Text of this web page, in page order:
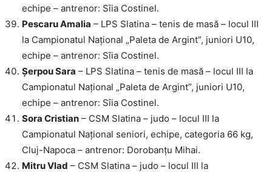
echipe – antrenor: Sîia Costinel.
Pescaru Amalia – LPS Slatina – tenis de masă – locul III
la Campionatul Național „Paleta de Argint”, juniori U10,
echipe – antrenor: Sîia Costinel.
Șerpou Sara – LPS Slatina – tenis de masă – locul III la
Campionatul Național „Paleta de Argint”, juniori U10,
echipe – antrenor: Sîia Costinel.
Sora Cristian – CSM Slatina – judo – locul III la
Campionatul Național seniori, echipe, categoria 66 kg,
Cluj-Napoca – antrenor: Dorobanțu Mihai.
Mitru Vlad – CSM Slatina – judo – locul III la